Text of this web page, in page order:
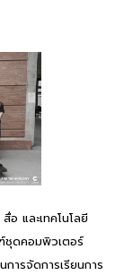
และเทคโนโลยี
ชุดคอมพิวเตอร์
ารจัดการเรียนการ